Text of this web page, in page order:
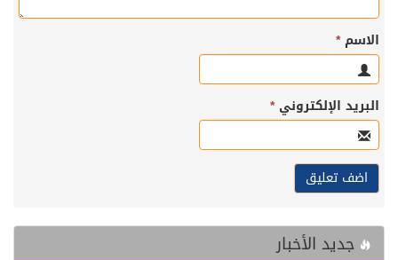
الاسم*
البريد الإلكتروني*
جديد الأخبار